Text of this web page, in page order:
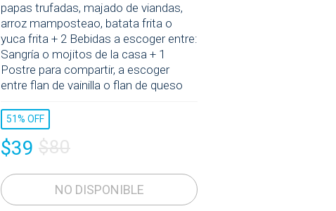
papas trufadas, majado de viandas,
arroz mamposteao, batata frita o
yuca frita + 2 Bebidas a escoger entre:
Sangría o mojitos de la casa + 1
Postre para compartir, a escoger
entre flan de vainilla o flan de queso
51% OFF
$39 $80
NO DISPONIBLE